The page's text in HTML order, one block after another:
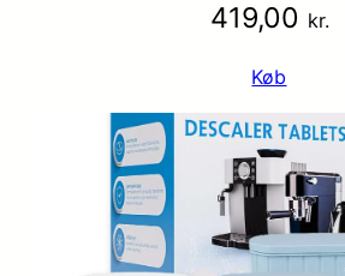
419,00 kr.
Køb